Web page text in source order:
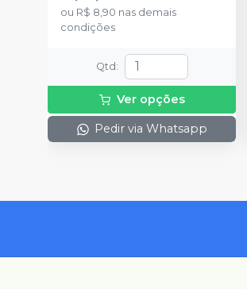
ou R$ 8,90 nas demais
condições
Qtd :
Ver opções
Pedir via Whatsapp